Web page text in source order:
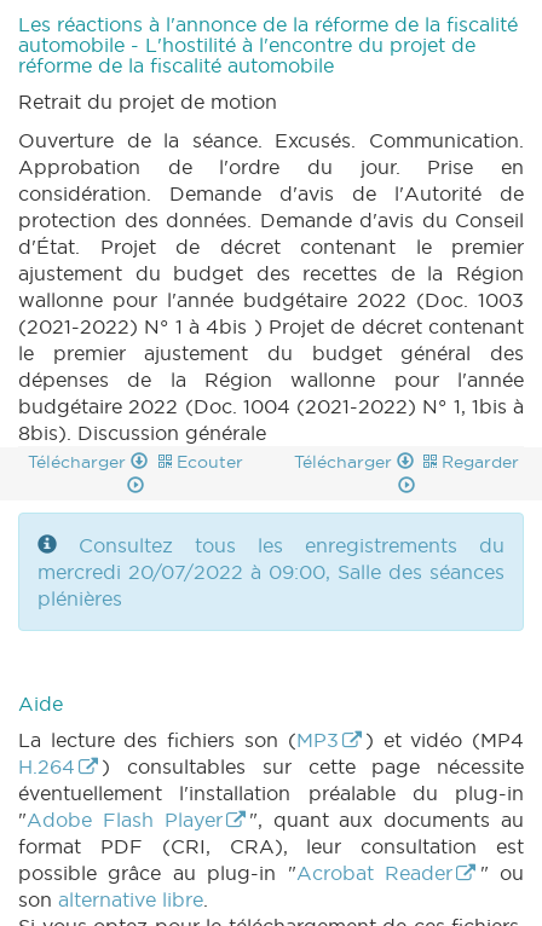
(PDF)
| BUDGET 1003 n1 annexe 7 (2021-
2022) (PDF)
|BUDGET 1003 n1 annexe 8
(2021-2022) (PDF)
|BUDGET 1003 n1 annexe
9 (2021-2022) (PDF)
annexe 10 (2021-2022) (PDF)
n1 annexe 10bis (2021-2022) (PDF)
|BUDGET
1003 n2 (2021-2022) (PDF)
|BUDGET 1003
n3 (2021-2022) (PDF)
|BUDGET 1003 n4
(2021-2022) (PDF)
|BUDGET 1003 n4bis
(2021-2022) (PDF)
|BUDGET 1003 n5 (2021-
2022) (PDF)
|BUDGET 1003 n6 (2021-2022)
(PDF)
|PARCHEMIN 1003 (2021-2022) (PDF)
|BUDGET 1004 n1 (2021-2022) (PDF)
|
BUDGET 1004 n1bis (2021-2022) (PDF)
|
BUDGET 1004 n1 annexe 1 (2021-2022) (PDF)
|BUDGET 1004 n1 annexe 2 (2021-2022) (PDF)
|BUDGET 1004 n1 annexe 3 (2021-2022)
(PDF)
| BUDGET 1004 n1 annexe 3bis (2021-
2022) (PDF)
BUDGET 1004 n1 annexe 4
(2021-2022) (PDF)
|BUDGET 1004 n1 annexe
5 (2021-2022) (PDF)
|BUDGET 1004 n1
annexe 5bis (2021-2022) (PDF)
| BUDGET
1004 n1 annexe 6 (2021-2022) (PDF)
BUDGET 1004 n1 annexe 6bis (2021-2022) (PDF)
2022) (PDF)
(2021-2022) (PDF)
|BUDGET 1004 n1 annexe
10 (2021-2022) (PDF)
|BUDGET 1004 n1
annexe 10bis (2021-2022) (PDF)
|BUDGET
1004 n2 (2021-2022) (PDF)
|BUDGET 1004
n3 (2021-2022) (PDF)
| BUDGET 1004 n4
(2021-2022) (PDF)
|BUDGET 1004 n5 (2021-
2022) (PDF)
| BUDGET 1004 n6 (2021-2022)
(PDF)
|BUDGET 1004 n7 (2021-2022) (PDF)
Les réactions à l'annonce de la réforme de la fiscalité
automobile - L'hostilité à l'encontre du projet de
réforme de la fiscalité automobile
Retrait du projet de motion
Ouverture de la séance. Excusés. Communication.
Approbation de l'ordre du jour. Prise en
considération. Demande d'avis de l'Autorité de
protection des données. Demande d'avis du Conseil
d'État. Projet de décret contenant le premier
ajustement du budget des recettes de la Région
wallonne pour l'année budgétaire 2022 (Doc. 1003
(2021-2022) N° 1 à 4bis ) Projet de décret contenant
le premier ajustement du budget général des
dépenses de la Région wallonne pour l'année
budgétaire 2022 (Doc. 1004 (2021-2022) N° 1, 1bis à
8bis). Discussion générale
Télécharger Ecouter Télécharger Regarder
Consultez tous les enregistrements du
mercredi 20/07/2022 à 09:00, Salle des séances
plénières
Aide
La lecture des fichiers son (MP3
) et vidéo (MP4
H.264
) consultables sur cette page nécessite
éventuellement l'installation préalable du plug-in
"Adobe Flash Player
", quant aux documents au
format PDF (CRI, CRA), leur consultation est
possible grâce au plug-in "Acrobat Reader
" ou
son alternative libre.